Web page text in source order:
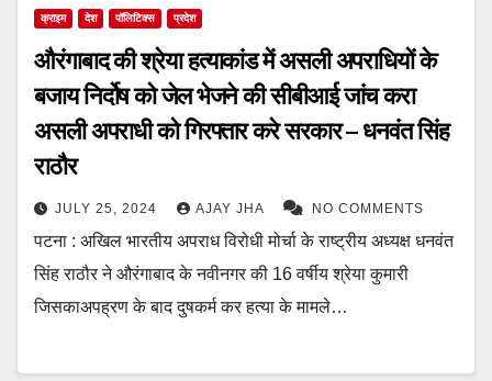
क्राइम देश पॉलिटिक्स प्रदेश
औरंगाबाद की श्रेया हत्याकांड में असली अपराधियों के
बजाय निर्दोष को जेल भेजने की सीबीआई जांच करा
असली अपराधी को गिरफ्तार करे सरकार – धनवंत सिंह
राठौर
JULY 25, 2024 AJAY JHA NO COMMENTS
पटना : अखिल भारतीय अपराध विरोधी मोर्चा के राष्ट्रीय अध्यक्ष धनवंत
सिंह राठौर ने औरंगाबाद के नवीनगर की 16 वर्षीय श्रेया कुमारी
जिसकाअपह्रण के बाद दुषकर्म कर हत्या के मामले…